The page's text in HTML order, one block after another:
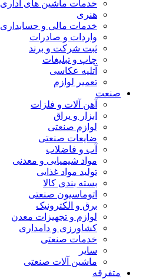
خدمات ماشین های اداری
هنری
خدمات مالی و حسابداری
واردات و صادرات
ثبت شرکت و برند
چاپ و تبلیغات
آتلیه عکاسی
تعمیر لوازم
صنعت
آهن آلات و فلزات
ابزار و یراق
لوازم صنعتی
ضایعات صنعتی
آب و فاضلاب
مواد شیمیایی و معدنی
تولید مواد غذایی
بسته بندی کالا
اتوماسیون صنعتی
برق و الکترونیک
لوازم و تجهیزات معدن
کشاورزی و دامداری
خدمات صنعتی
سایر
ماشین آلات صنعتی
متفرقه